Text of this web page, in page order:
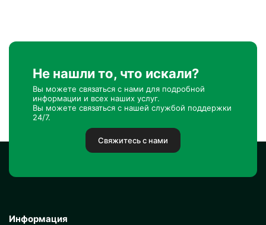
Не нашли то, что искали?
Вы можете связаться с нами для подробной
информации и всех наших услуг.
Вы можете связаться с нашей службой поддержки
24/7.
Свяжитесь с нами
Информация